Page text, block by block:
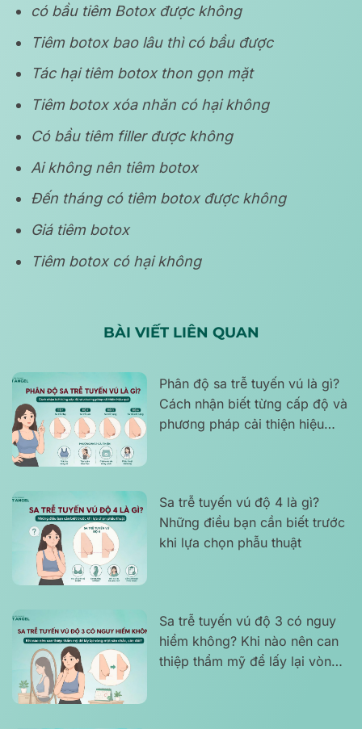
có bầu tiêm Botox được không
Tiêm botox bao lâu thì có bầu được
Tác hại tiêm botox thon gọn mặt
Tiêm botox xóa nhăn có hại không
Có bầu tiêm filler được không
Ai không nên tiêm botox
Đến tháng có tiêm botox được không
Giá tiêm botox
Tiêm botox có hại không
BÀI VIẾT LIÊN QUAN
Phân độ sa trễ tuyến vú là gì?
Cách nhận biết từng cấp độ và
phương pháp cải thiện hiệu
Sa trễ tuyến vú độ 4 là gì?
Những điều bạn cần biết trước
khi lựa chọn phẫu thuật
Sa trễ tuyến vú độ 3 có nguy
hiểm không? Khi nào nên can
thiệp thẩm mỹ để lấy lại vòng